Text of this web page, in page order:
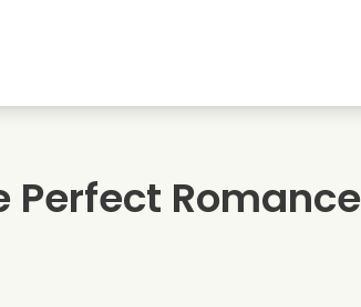
filmer
Romantiske serier
Bryllup
Perfect Romance